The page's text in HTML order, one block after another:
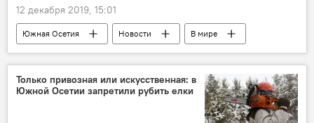
12 декабря 2019, 15:01
Южная Осетия Новости
В мире
Спорт
Только привозная или искусственная: в
Южной Осетии запретили рубить елки